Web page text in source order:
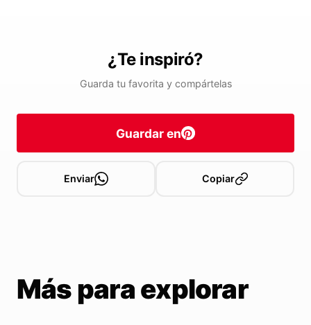
¿Te inspiró?
Guarda tu favorita y compártelas
Guardar en
Enviar Copiar
Más para explorar